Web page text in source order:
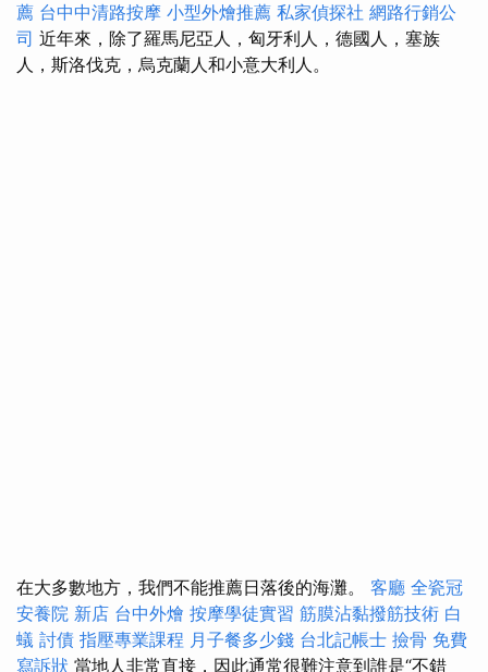
薦 台中中清路按摩 小型外燴推薦 私家偵探社 網路行銷公
司 近年來，除了羅馬尼亞人，匈牙利人，德國人，塞族
人，斯洛伐克，烏克蘭人和小意大利人。
在大多數地方，我們不能推薦日落後的海灘。 客廳 全瓷冠
安養院 新店 台中外燴 按摩學徒實習 筋膜沾黏撥筋技術 白
蟻 討債 指壓專業課程 月子餐多少錢 台北記帳士 撿骨 免費
寫訴狀 當地人非常直接，因此通常很難注意到誰是“不錯